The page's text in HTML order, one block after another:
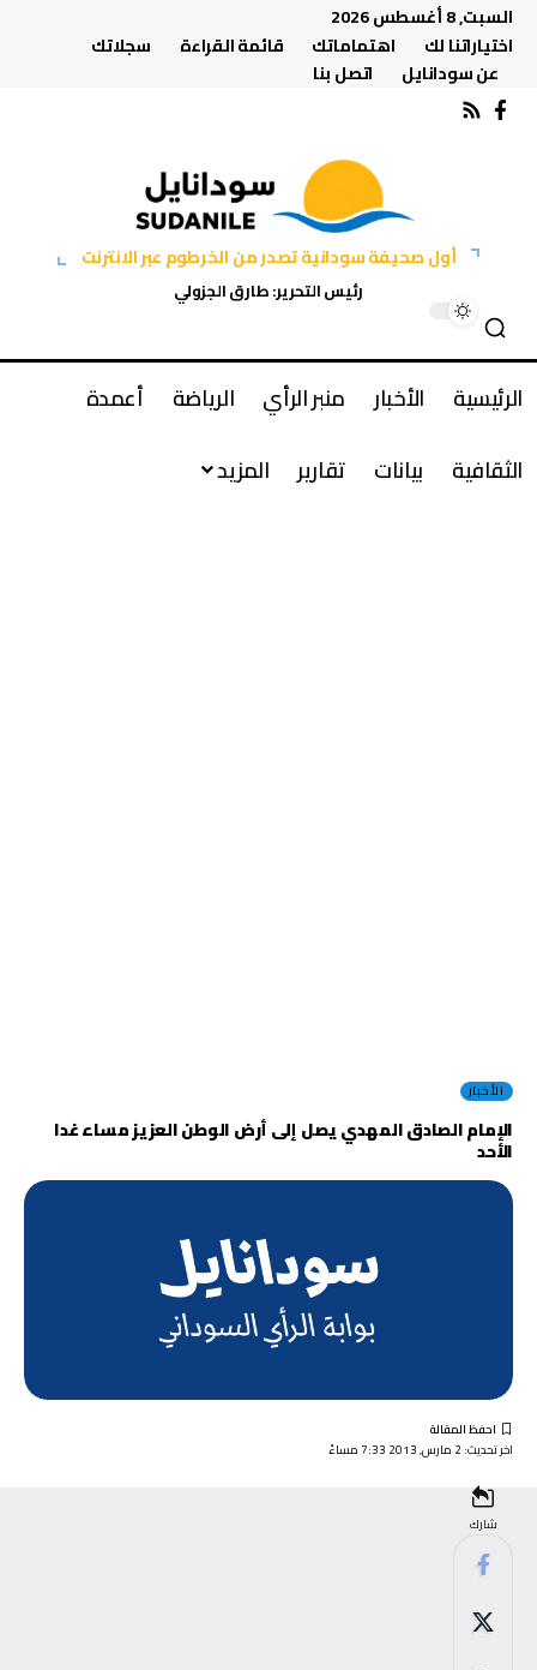
السبت, 8 أغسطس 2026
اختياراتنا لك
اهتماماتك قائمة القراءة
سجلاتك
عن سودانايل
اتصل بنا
أول صحيفة سودانية تصدر من الخرطوم عبر الانترنت
رئيس التحرير: طارق الجزولي
الرئيسية الأخبار منبر الرأي الرياضة
أعمدة
الثقافية
بيانات تقارير المزيد
الأخبار
الإمام الصادق المهدي يصل إلى أرض الوطن العزيز مساء غدا
الأحد
اخر تحديث: 2 مارس, 2013 7:33 مساءً
شارك